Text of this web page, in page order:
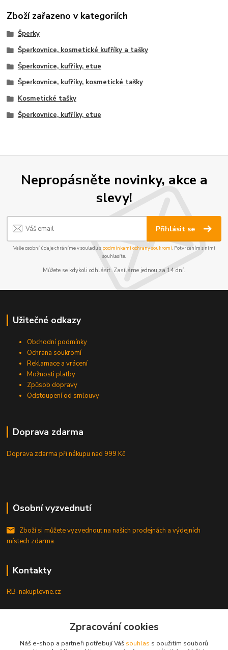
Zboží zařazeno v kategoriích
Šperky
Šperkovnice, kosmetické kufříky a tašky
Šperkovnice, kufříky, etue
Šperkovnice, kufříky, kosmetické tašky
Kosmetické tašky
Šperkovnice, kufříky, etue
Nepropásněte novinky, akce a
slevy!
Přihlásit se
Vaše osobní údaje chráníme v souladu s podmínkami ochrany soukromí. Potvrzením s nimi
souhlasíte.
Můžete se kdykoli odhlásit. Zasíláme jednou za 14 dní.
Užitečné odkazy
Obchodní podmínky
Ochrana soukromí
Reklamace a vrácení
Možnosti platby
Způsob dopravy
Odstoupení od smlouvy
Doprava zdarma
Doprava zdarma při nákupunad 999 Kč
Osobní vyzvednutí
Zboží si můžete vyzvednout na našich prodejnách a výdejních
místech zdarma.
Kontakty
RB-nakuplevne.cz
+420 222722421Zpracování cookies
Náš e-shop a partneři potřebují Váš souhlas s použitím souborů